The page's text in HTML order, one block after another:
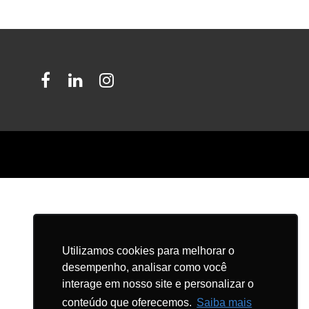
Utilizamos cookies para melhorar o
desempenho, analisar como você
interage em nosso site e personalizar o
conteúdo que oferecemos. Saiba mais
Facebook
LinkedInInstagram